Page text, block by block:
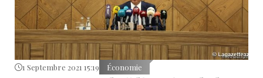
1 Septembre 2021 15:19 Économie